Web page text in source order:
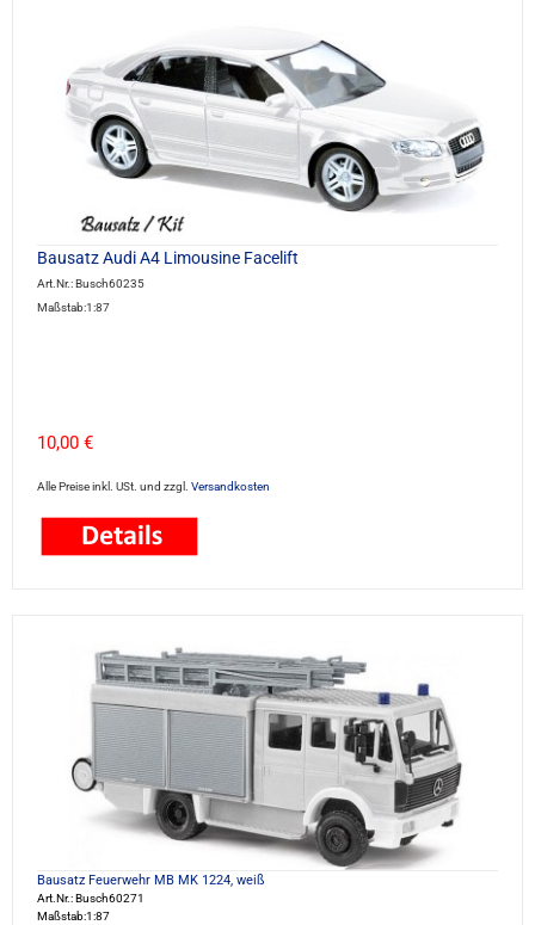
Bausatz Audi A4 Limousine Facelift
Art.Nr.: Busch60235
Maßstab:1:87
10,00 €
Alle Preise inkl. USt. und zzgl. Versandkosten
Bausatz Feuerwehr MB MK 1224, weiß
Art.Nr.: Busch60271
Maßstab:1:87